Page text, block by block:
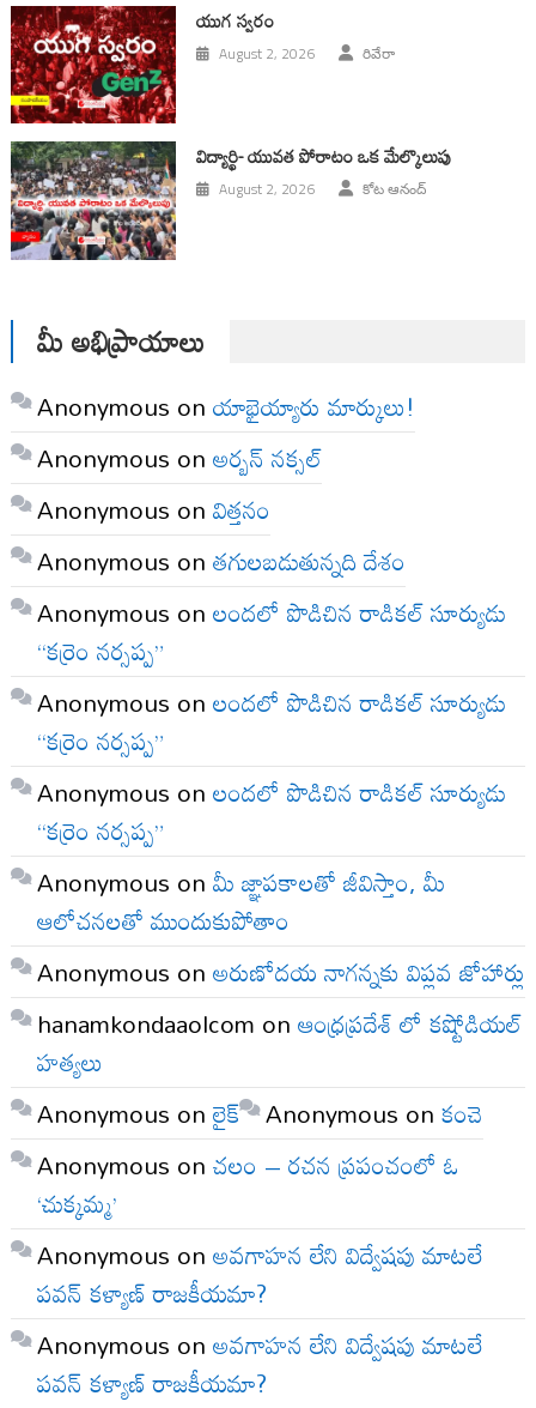
యుగ స్వ‌రం
August 2, 2026 రివేరా
విద్యార్థి- యువత పోరాటం ఒక మేల్కొలుపు
August 2, 2026 కోట ఆనంద్
మీ అభిప్రాయాలు
Anonymous onయాభైయ్యారు మార్కులు!
Anonymous onఅర్బన్ నక్సల్
Anonymous onవిత్తనం
Anonymous onతగులబడుతున్నది దేశం
Anonymous onలందలో పొడిచిన రాడికల్ సూర్యుడు
“కర్రెం నర్సప్ప”
Anonymous onలందలో పొడిచిన రాడికల్ సూర్యుడు
“కర్రెం నర్సప్ప”
Anonymous onలందలో పొడిచిన రాడికల్ సూర్యుడు
“కర్రెం నర్సప్ప”
Anonymous onమీ జ్ఞాపకాలతో జీవిస్తాం, మీ
ఆలోచనలతో ముందుకుపోతాం
Anonymous onఅరుణోదయ నాగన్నకు విప్లవ జోహార్లు
hanamkondaaolcom onఆంధ్రప్రదేశ్ లో కష్టోడియల్
హత్యలు
Anonymous onలైక్ Anonymous onకంచె
Anonymous onచలం – రచన ప్రపంచంలో ఓ
‘చుక్కమ్మ’
Anonymous onఅవగాహన లేని విద్వేషపు మాటలే
పవన్ కళ్యాణ్ రాజకీయమా?
Anonymous onఅవగాహన లేని విద్వేషపు మాటలే
పవన్ కళ్యాణ్ రాజకీయమా?